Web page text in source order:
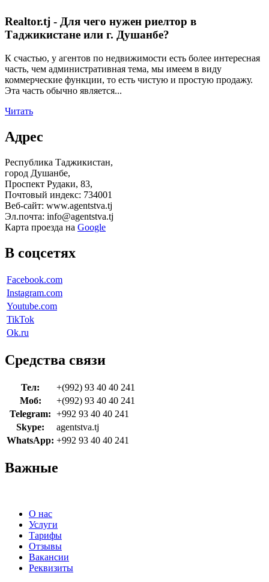
Realtor.tj - Для чего нужен риелтор в
Таджикистане или г. Душанбе?
К счастью, у агентов по недвижимости есть более интересная
часть, чем административная тема, мы имеем в виду
коммерческие функции, то есть чистую и простую продажу.
Эта часть обычно является...
Читать
Адрес
Республика Таджикистан,
город Душанбе,
Проспект Рудаки, 83,
Почтовый индекс: 734001
Веб-сайт: www.agentstva.tj
Эл.почта: info@agentstva.tj
Карта проезда на Google
В соцсетях
Facebook.com
Instagram.com
Youtube.com
TikTok
Ok.ru
Средства связи
Тел:
+(992) 93 40 40 241
Моб:
+(992) 93 40 40 241
Telegram: +992 93 40 40 241
Skype:
agentstva.tj
WhatsApp: +992 93 40 40 241
Важные
О нас
Услуги
Тарифы
Отзывы
Вакансии
Реквизиты